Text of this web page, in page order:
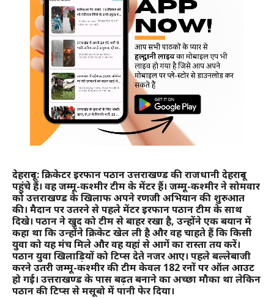
देहरादून: क्रिकेटर इरफान पठान उत्तराखण्ड की राजधानी देहरादून
पहुंचे हैं। वह जम्मू-कश्मीर टीम के मेंटर हैं। जम्मू-कश्मीर ने सोमवार
को उत्तराखण्ड के खिलाफ अपने रणजी अभियान की शुरुआत
की। मैदान पर उतरने से पहले मेंटर इरफान पठान टीम के साथ
दिखे। पठान ने खुद को टीम से बाहर रखा है, उन्होंने एक बयान में
कहा था कि उन्होंने क्रिकेट खेल ली है और वह चाहते हैं कि किसी
युवा को यह मंच मिले और वह यहां से आगें का रास्ता तय करें।
पठान युवा खिलाड़ियों को टिप्स देते नजर आए। पहले बल्लेबाजी
करने उतरी जम्मू-कश्मीर की टीम केवल 182 रनों पर ऑल आउट
हो गई। उत्तराखण्ड के पास बढ़त बनाने का अच्छा मौका था लेकिन
पठान की टिप्स से मसूबो में पानी फेर दिया।